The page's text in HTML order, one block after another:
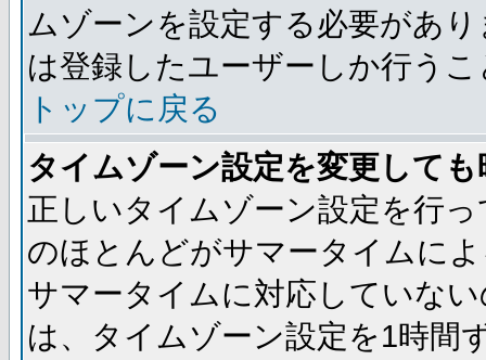
ムゾーンを設定する必要があ
は登録したユーザーしか行う
トップに戻る
タイムゾーン設定を変更して
正しいタイムゾーン設定を行
のほとんどがサマータイムに
サマータイムに対応していな
は、タイムゾーン設定を1時間